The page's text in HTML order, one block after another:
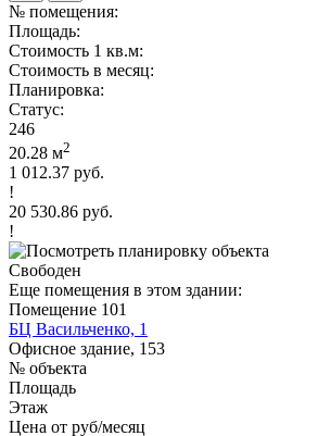
№ помещения:
Площадь:
Стоимость 1 кв.м:
Стоимость в месяц:
Планировка:
Статус:
246
20.28 м2
1 012.37 руб.
!
20 530.86 руб.
!
Свободен
Еще помещения в этом здании:
Помещение 101
БЦ Васильченко, 1
Офисное здание, 153
№ объекта
Площадь
Этаж
Цена от руб/месяц